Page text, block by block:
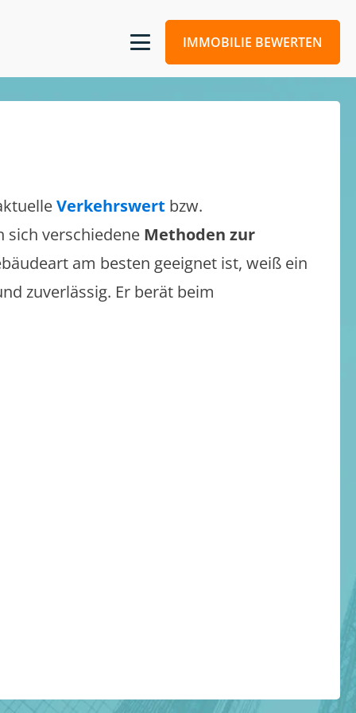
IMMOBILIE BEWERTEN
Verkehrswert bzw.
sich verschiedene Methoden zur
am besten geeignet ist, weiß ein
zuverlässig. Er berät beim